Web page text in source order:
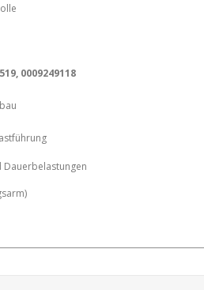
0009249118
Dauerbelastungen